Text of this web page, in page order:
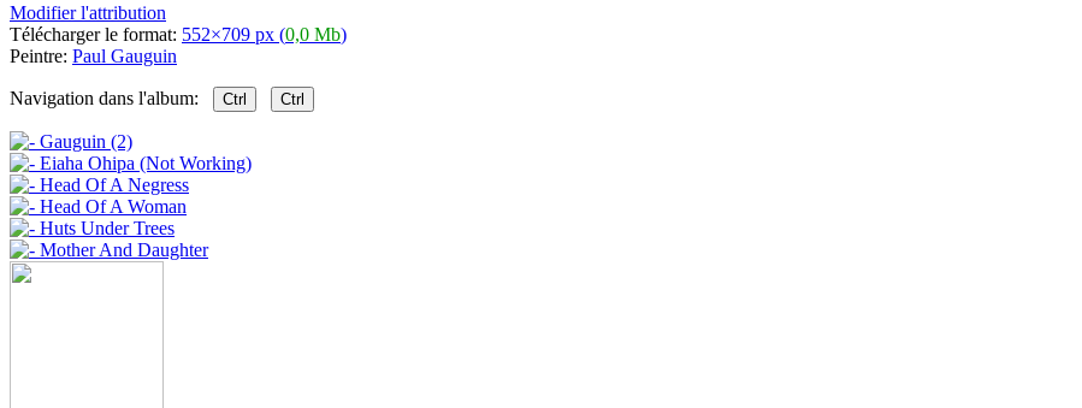
Modifier l'attribution
Télécharger le format: 552×709 px (0,0 Mb)
Peintre: Paul Gauguin
Navigation dans l'album: Ctrl Ctrl